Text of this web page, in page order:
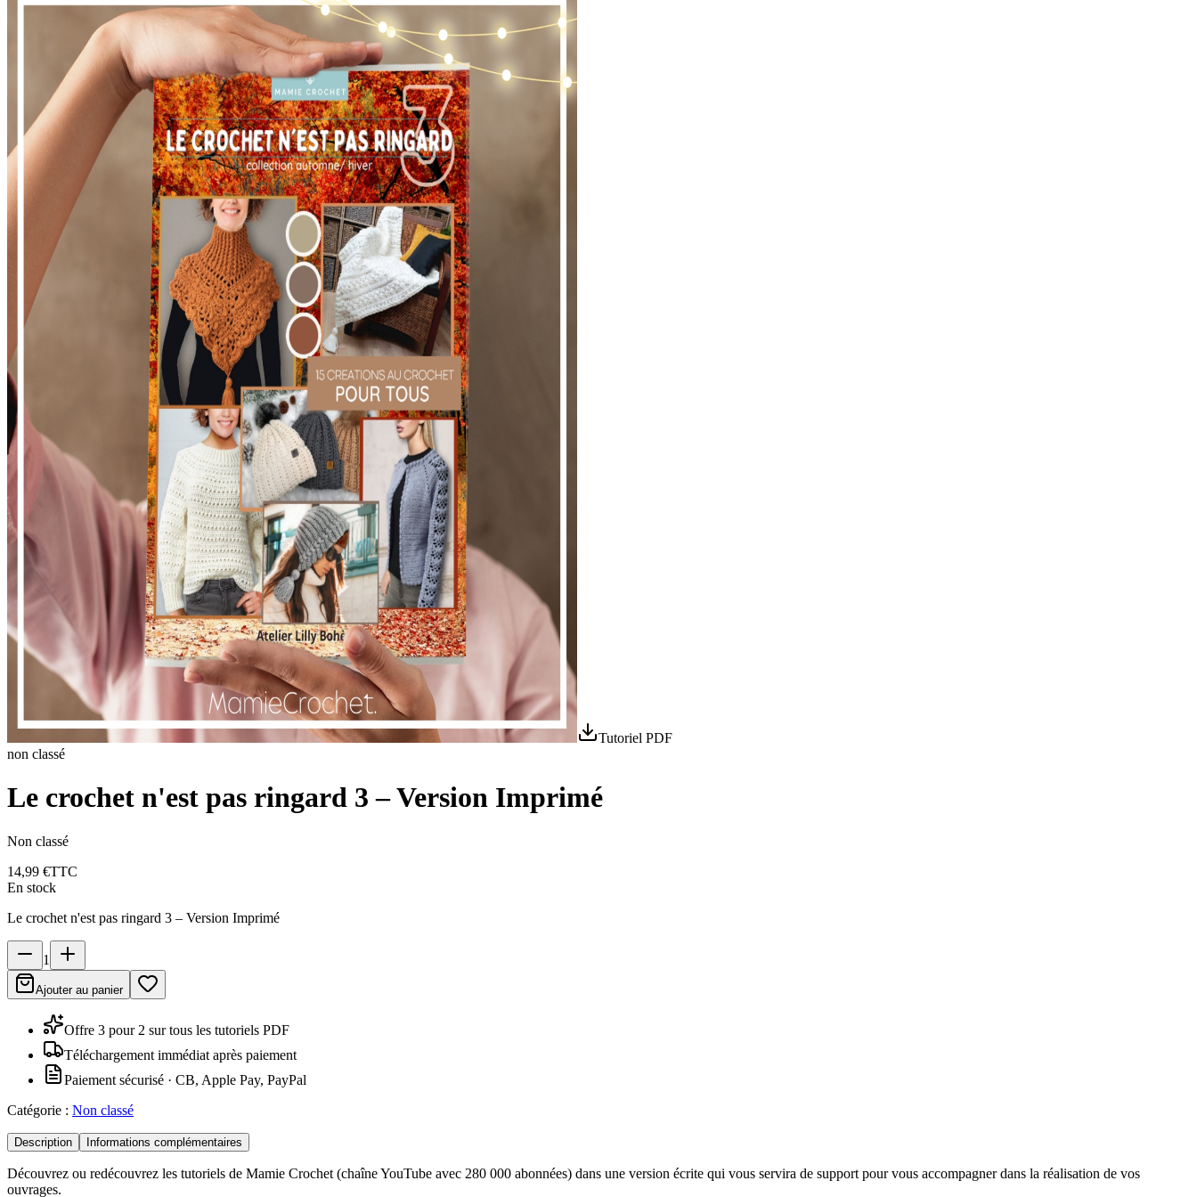
Tutoriel PDF
non classé
Le crochet n'est pas ringard 3 – Version Imprimé
Non classé
14,99 €TTC
En stock
Le crochet n'est pas ringard 3 – Version Imprimé
1
Ajouter au panier
Offre 3 pour 2 sur tous les tutoriels PDF
Téléchargement immédiat après paiement
Paiement sécurisé · CB, Apple Pay, PayPal
Catégorie : Non classé
Description Informations complémentaires
Découvrez ou redécouvrez les tutoriels de Mamie Crochet (chaîne YouTube avec 280 000 abonnées) dans une version écrite qui vous servira de support pour vous accompagner dans la réalisation de vos
ouvrages.